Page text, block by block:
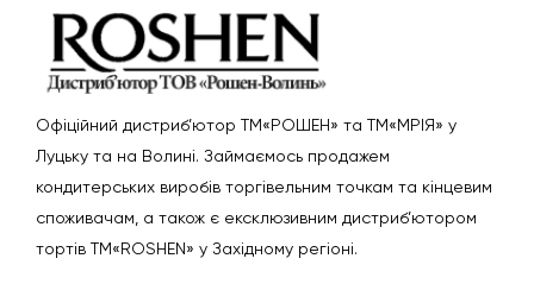
Офіційний дистриб’ютор ТМ«РОШЕН» та ТМ«МРІЯ» у
Луцьку та на Волині. Займаємось продажем
кондитерських виробів торгівельним точкам та кінцевим
споживачам, а також є ексклюзивним дистриб’ютором
тортів ТМ«ROSHEN» у Західному регіоні.